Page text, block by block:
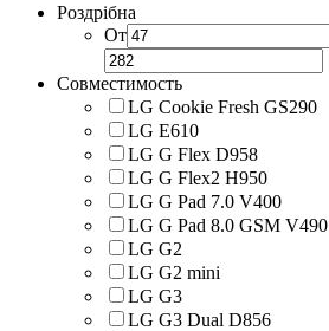
Роздрібна
От
Совместимость
LG Cookie Fresh GS290
LG E610
LG G Flex D958
LG G Flex2 H950
LG G Pad 7.0 V400
LG G Pad 8.0 GSM V490
LG G2
LG G2 mini
LG G3
LG G3 Dual D856